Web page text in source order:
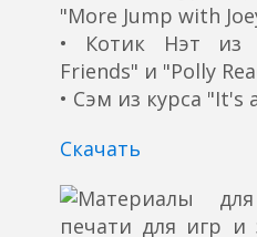
"More Jump with
• Котик Нэт из
Friends" и "Polly
• Сэм из курса "It's
Скачать